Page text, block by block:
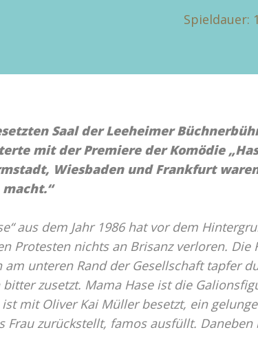
Spieldauer:
Saal der Leeheimer
mit der Premiere der Komödie
Wiesbaden und Frankfurt
aus dem Jahr 1986 hat vor dem
Protesten nichts an Brisanz verloren.
am unteren Rand der Gesellschaft tapfer
zusetzt. Mama Hase ist die
mit Oliver Kai Müller besetzt, ein
Frau zurückstellt, famos ausfüllt.